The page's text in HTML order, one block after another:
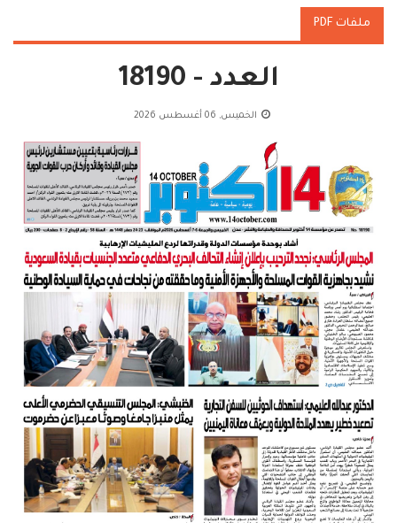
ملفات PDF
العدد - 18190
الخميس, 06 أغسطس 2026